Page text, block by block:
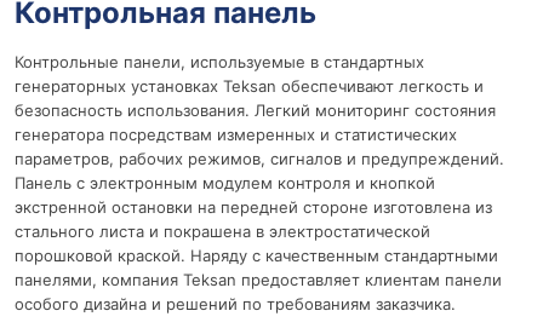
Контрольная панель
Контрольные панели, используемые в стандартных
генераторных установках Teksan обеспечивают легкость и
безопасность использования. Легкий мониторинг состояния
генератора посредствам измеренных и статистических
параметров, рабочих режимов, сигналов и предупреждений.
Панель с электронным модулем контроля и кнопкой
экстренной остановки на передней стороне изготовлена из
стального листа и покрашена в электростатической
порошковой краской. Наряду с качественным стандартными
панелями, компания Teksan предоставляет клиентам панели
особого дизайна и решений по требованиям заказчика.